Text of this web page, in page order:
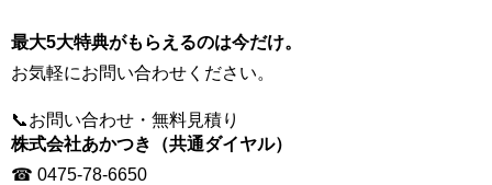
最大5大特典がもらえるのは今だけ。
お気軽にお問い合わせください。
📞お問い合わせ・無料見積り
株式会社あかつき（共通ダイヤル）
☎ 0475-78-6650